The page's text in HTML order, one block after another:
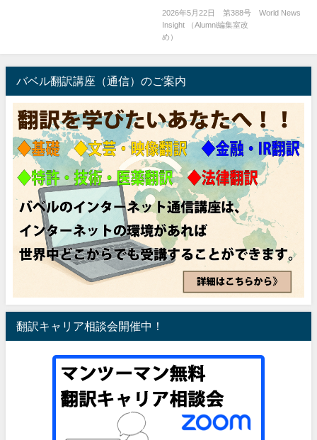
2026年5月22日 第388号 World News
Insight （Alumni編集室改
め）
バベル翻訳講座（通信）のご案内
翻訳キャリア相談会開催中！